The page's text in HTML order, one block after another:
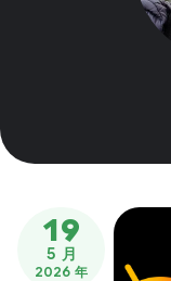
19
5 月
2026 年